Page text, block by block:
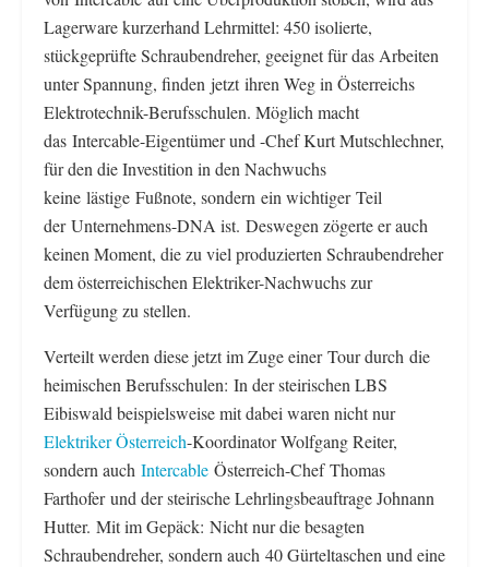
Lagerware kurzerhand Lehrmittel: 450 isolierte,
stückgeprüfte Schraubendreher, geeignet für das Arbeiten
unter Spannung, finden jetzt ihren Weg in Österreichs
Elektrotechnik-Berufsschulen. Möglich macht
das Intercable-Eigentümer und -Chef Kurt Mutschlechner,
für den die Investition in den Nachwuchs
keine lästige Fußnote, sondern ein wichtiger Teil
der Unternehmens-DNA ist. Deswegen zögerte er auch
keinen Moment, die zu viel produzierten Schraubendreher
dem österreichischen Elektriker-Nachwuchs zur
Verfügung zu stellen.
Verteilt werden diese jetzt im Zuge einer Tour durch die
heimischen Berufsschulen: In der steirischen LBS
Eibiswald beispielsweise mit dabei waren nicht nur
Elektriker Österreich-Koordinator Wolfgang Reiter,
sondern auch Intercable Österreich-Chef Thomas
Farthofer und der steirische Lehrlingsbeauftrage Johnann
Hutter. Mit im Gepäck: Nicht nur die besagten
Schraubendreher, sondern auch 40 Gürteltaschen und eine